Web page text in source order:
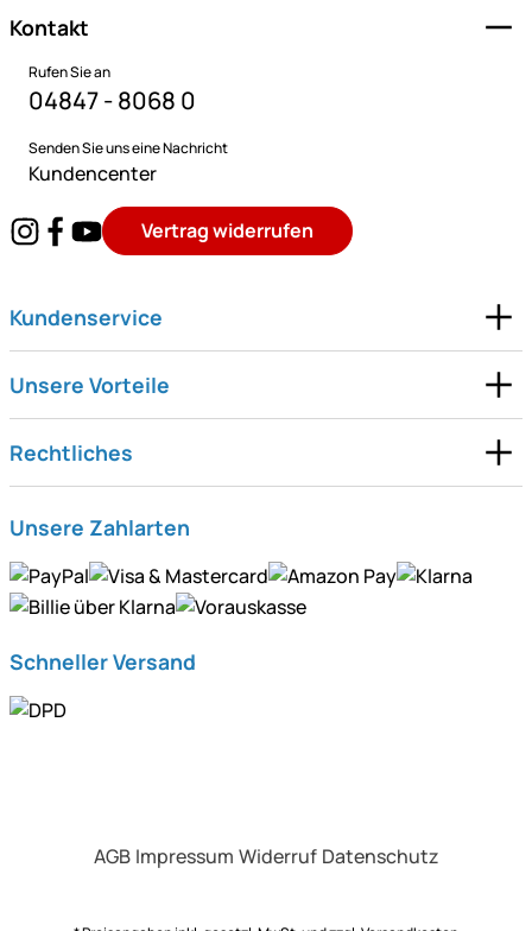
Kontakt
Rufen Sie an
04847 - 8068 0
Senden Sie uns eine Nachricht
Kundencenter
Vertrag widerrufen
Kundenservice
Unsere Vorteile
Rechtliches
Unsere Zahlarten
Schneller Versand
AGB Impressum Widerruf Datenschutz